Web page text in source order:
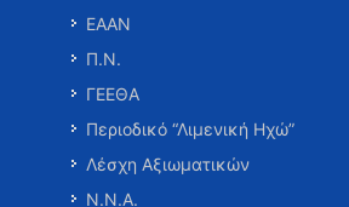
ΕΑΑΝ
Π.Ν.
ΓΕΕΘΑ
Περιοδικό “Λιμενική Ηχώ”
Λέσχη Αξιωματικών
Ν.Ν.Α.